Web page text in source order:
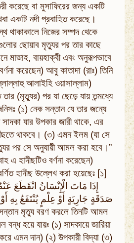
করেছে বা মুসাফিরের জন্য একটি
একটি নদী প্রবাহিত করেছে।
থাকাকালে নিজের সম্পদ থেকে
ছোয়াব মৃত্যুর পর তার কাছে
মাজাহ, বায়হাক্বী এবং অনুরূপভাবে
করেছেন) আবু কাতাদা (রাঃ) তিনি
আলাইহি ওয়াসাল্লাম)
(মৃত্যুর) পর যা ছেড়ে যায় তন্মধ্যে
(১) নেক সন্তান যে তার জন্যে
যার উপকার জারী থাকে, এর
থাকবে। (৩) এমন ইলম (যা সে
পর সে অনুযায়ী আমল করা হবে।”
এ হাদীছটিও বর্ণনা করেছেন)
হাদীছ উল্লেখ করা হয়েছেঃ [১]
إِذَا مَاتَ الْإِنْسَانُ انْقَطَعَ
صَدَقَةٍ جَارِيَةٍ أَوْ عِلْمٍ يُنْتَفَعُ بِهِ
হয়ে যায়ঃ (১) সাদকায়ে জারিয়া
এমন দান) (২) উপকারী বিদ্যা (৩)